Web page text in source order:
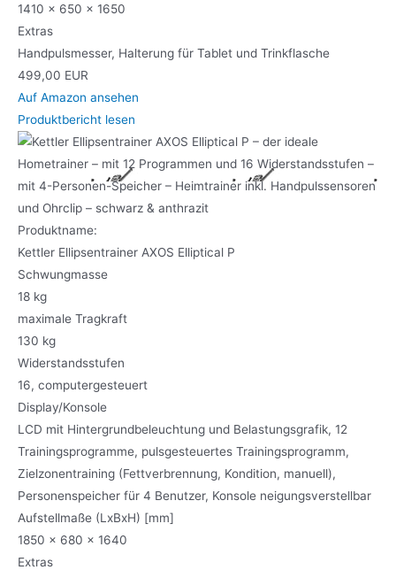
1410 x 650 x 1650
Extras
Handpulsmesser, Halterung für Tablet und Trinkflasche
499,00 EUR
Auf Amazon ansehen
Produktbericht lesen
Produktname:
Kettler Ellipsentrainer AXOS Elliptical P
Schwungmasse
18 kg
maximale Tragkraft
130 kg
Widerstandsstufen
16, computergesteuert
Display/Konsole
LCD mit Hintergrundbeleuchtung und Belastungsgrafik, 12
Trainingsprogramme, pulsgesteuertes Trainingsprogramm,
Zielzonentraining (Fettverbrennung, Kondition, manuell),
Personenspeicher für 4 Benutzer, Konsole neigungsverstellbar
Aufstellmaße (LxBxH) [mm]
1850 x 680 x 1640
Extras